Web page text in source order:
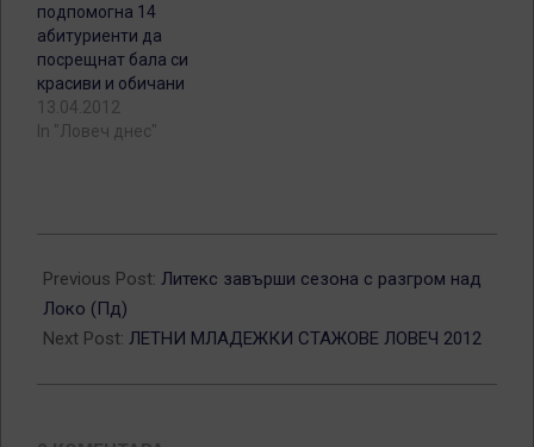
подпомогна 14
абитуриенти да
посрещнат бала си
красиви и обичани
13.04.2012
In "Ловеч днес"
05-
23
Previous Post: Литекс завърши сезона с разгром над
Локо (Пд)
Next Post: ЛЕТНИ МЛАДЕЖКИ СТАЖОВЕ ЛОВЕЧ 2012